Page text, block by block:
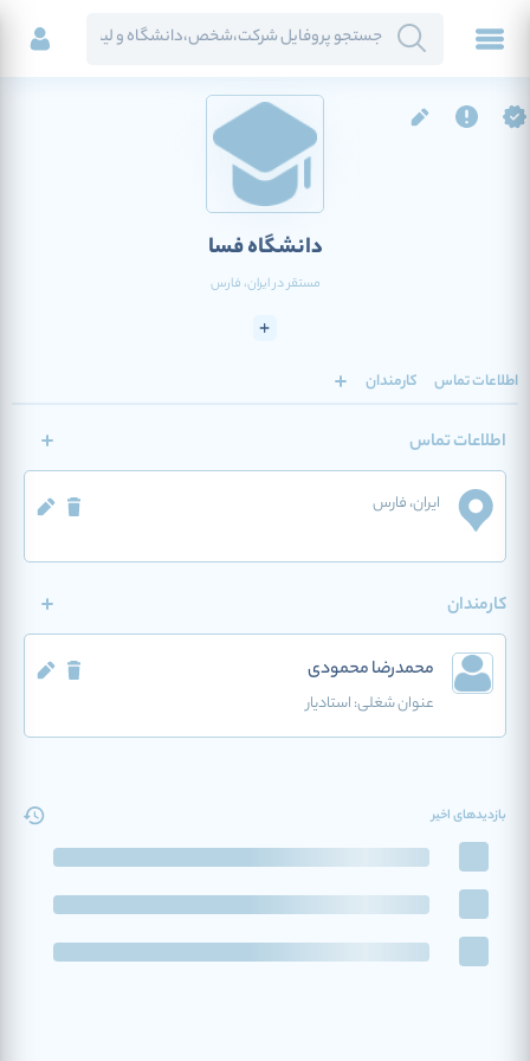
دانشگاه فسا
مستقر درایران، فارس
اطلاعات تماس کارمندان
اطلاعات تماس
ایران، فارس
کارمندان
محمدرضا محمودی
عنوان شغلی:استادیار
بازدیدهای اخیر